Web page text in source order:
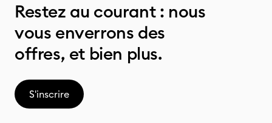
Restez au courant : nous
vous enverrons des
offres, et bien plus.
S'inscrire